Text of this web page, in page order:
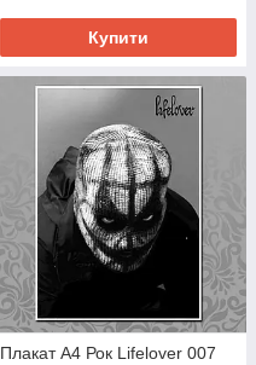
Купити
Плакат А4 Рок Lifelover 007